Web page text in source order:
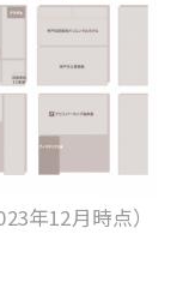
年12月時点）